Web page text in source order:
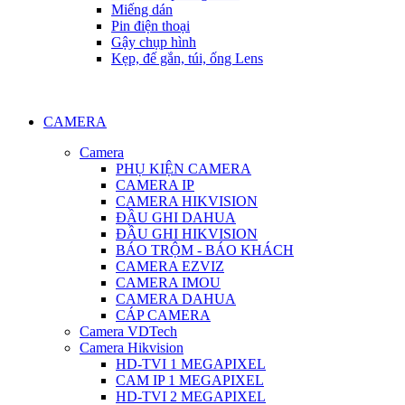
Miếng dán
Pin điện thoại
Gậy chụp hình
Kẹp, đế gắn, túi, ống Lens
CAMERA
Camera
PHỤ KIỆN CAMERA
CAMERA IP
CAMERA HIKVISION
ĐẦU GHI DAHUA
ĐẦU GHI HIKVISION
BÁO TRỘM - BÁO KHÁCH
CAMERA EZVIZ
CAMERA IMOU
CAMERA DAHUA
CÁP CAMERA
Camera VDTech
Camera Hikvision
HD-TVI 1 MEGAPIXEL
CAM IP 1 MEGAPIXEL
HD-TVI 2 MEGAPIXEL